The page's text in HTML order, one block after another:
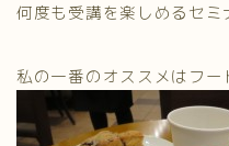
何度も受講を楽しめるセミ
私の一番のオススメはフー